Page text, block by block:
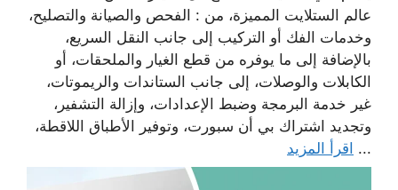
عالم الستلايت المميزة، من : الفحص والصيانة والتصليح،
وخدمات الفك أو التركيب إلى جانب النقل السريع،
بالإضافة إلى ما يوفره من قطع الغيار والملحقات، أو
الكابلات والوصلات، إلى جانب الستاندات والريموتات،
غير خدمة البرمجة وضبط الإعدادات، وإزالة التشفير،
وتجديد اشتراك بي أن سبورت، وتوفير الأطباق اللاقطة،
... اقرأ المزيد